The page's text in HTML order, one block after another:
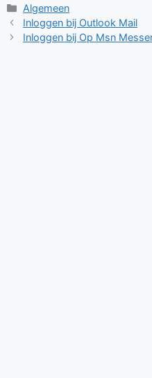
Categorieën
Algemeen
Inloggen bij Outlook Mail
Inloggen bij Op Msn